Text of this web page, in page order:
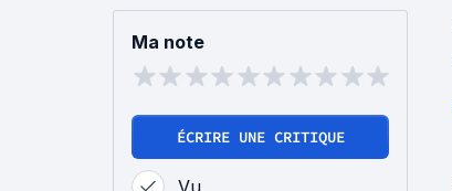
Ma note
ÉCRIRE UNE CRITIQUE